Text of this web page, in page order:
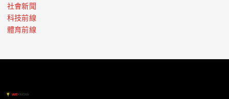
社會新聞
科技前線
體育前線